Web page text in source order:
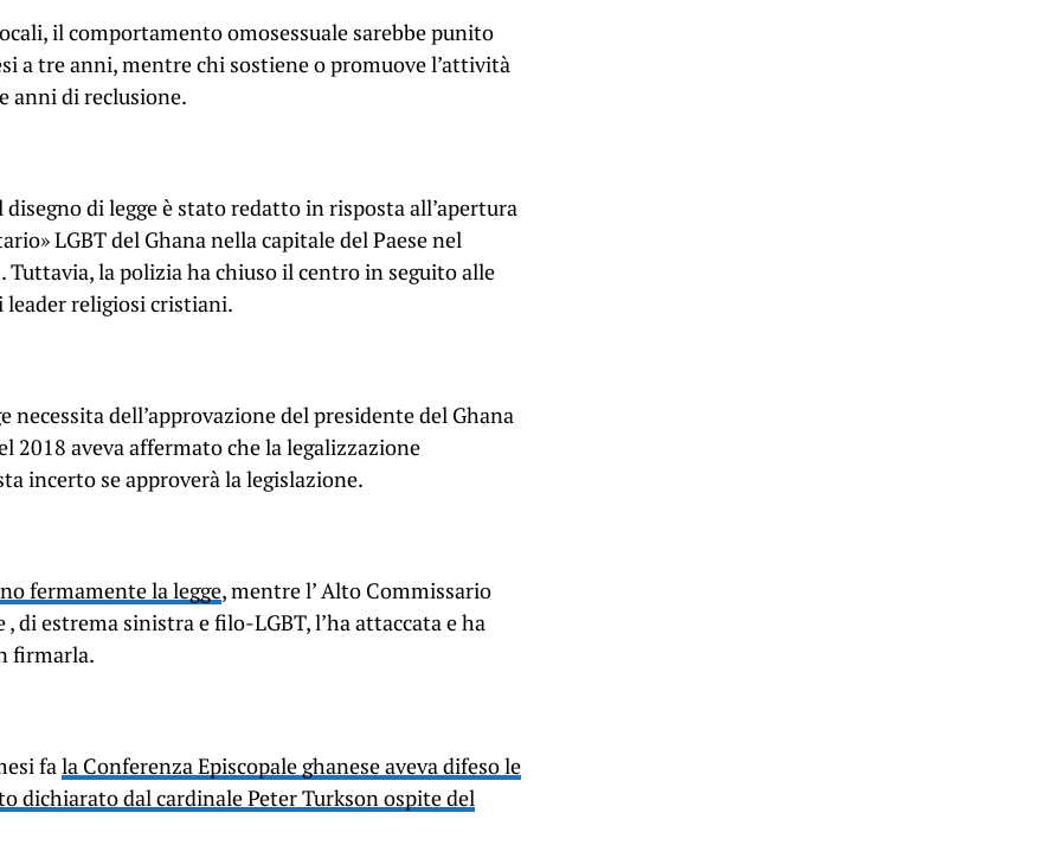
il comportamento omosessuale sarebbe punito
a tre anni, mentre chi sostiene o promuove l’attività
anni di reclusione.
di legge è stato redatto in risposta all’apertura
LGBT del Ghana nella capitale del Paese nel
la polizia ha chiuso il centro in seguito alle
leader religiosi cristiani.
necessita dell’approvazione del presidente del Ghana
2018 aveva affermato che la legalizzazione
incerto se approverà la legislazione.
fermamente la legge, mentre l’ Alto Commissario
estrema sinistra e filo-LGBT, l’ha attaccata e ha
firmarla.
fala Conferenza Episcopale ghanese aveva difeso le
dichiarato dal cardinale Peter Turkson ospite del